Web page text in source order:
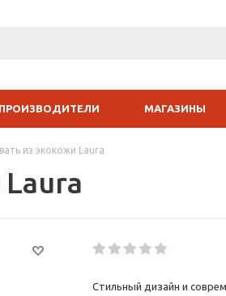
ПРОИЗВОДИТЕЛИ МАГАЗИНЫ
из экокожи Laura
Стильный дизайн и